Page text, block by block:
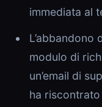
immediata al
L’abbandono
modulo di
un’email di
ha